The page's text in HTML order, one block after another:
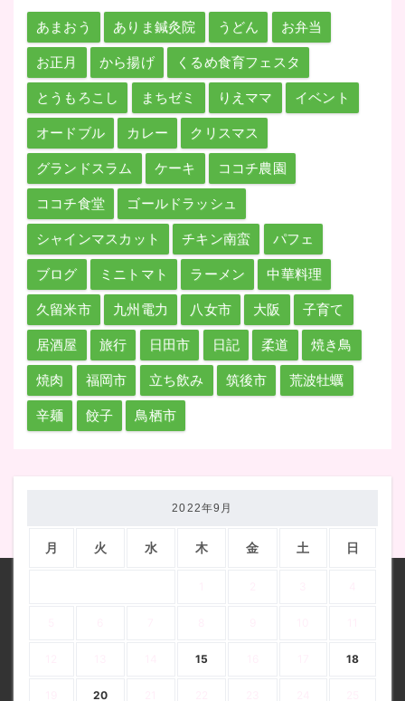
あまおう ありま鍼灸院 うどん お弁当
お正月 から揚げ くるめ食育フェスタ
とうもろこし まちゼミ りえママ イベント
オードブル カレー クリスマス
グランドスラム ケーキ ココチ農園
ココチ食堂 ゴールドラッシュ
シャインマスカット チキン南蛮 パフェ
ブログ ミニトマト ラーメン 中華料理
久留米市 九州電力 八女市 大阪 子育て
居酒屋 旅行 日田市 日記 柔道 焼き鳥
焼肉 福岡市 立ち飲み 筑後市 荒波牡蠣
辛麺 餃子 鳥栖市
2022年9月
月 火 水 木 金 土 日
15 18
20